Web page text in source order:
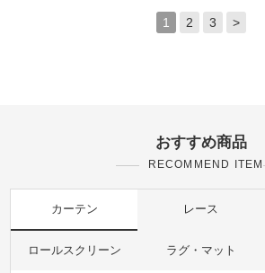
1 2 3 >
おすすめ商品
RECOMMEND ITEM
カーテン レース
ロールスクリーン ラグ・マット